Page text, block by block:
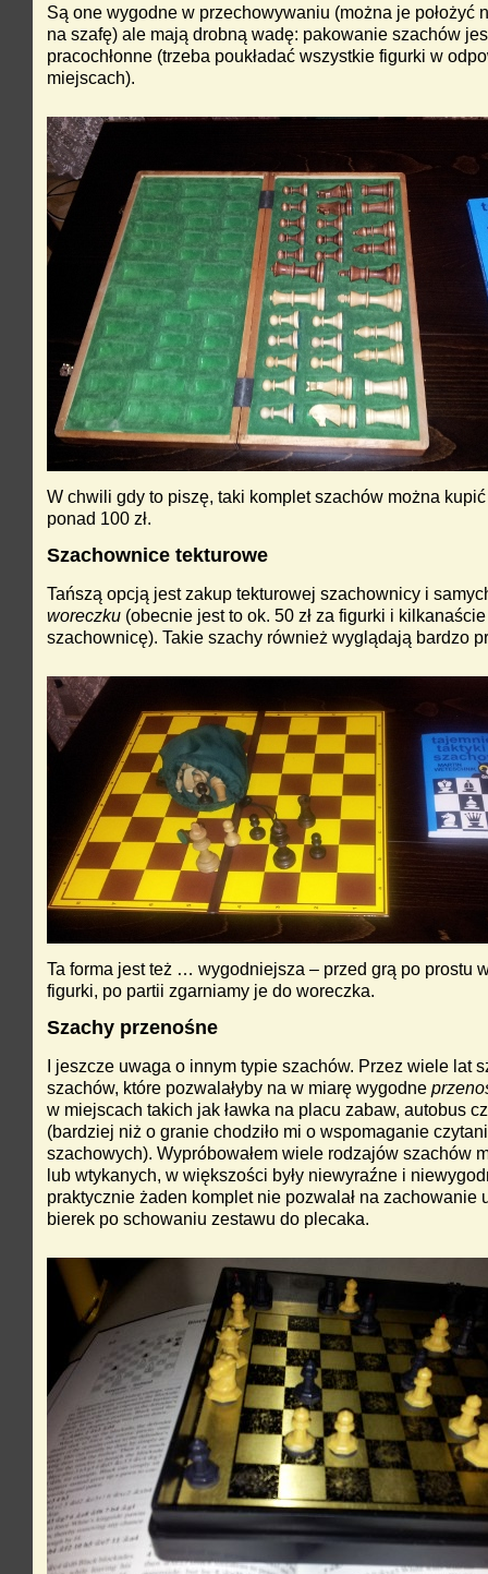
Są one wygodne w przechowywaniu (można je położyć
na szafę) ale mają drobną wadę: pakowanie szachów
pracochłonne (trzeba poukładać wszystkie figurki w
miejscach).
W chwili gdy to piszę, taki komplet szachów można
ponad 100 zł.
Szachownice tekturowe
Tańszą opcją jest zakup tekturowej szachownicy i
woreczku (obecnie jest to ok. 50 zł za figurki i kilkanaście
szachownicę). Takie szachy również wyglądają bardzo
Ta forma jest też … wygodniejsza – przed grą po prostu
figurki, po partii zgarniamy je do woreczka.
Szachy przenośne
I jeszcze uwaga o innym typie szachów. Przez wiele lat
szachów, które pozwalałyby na w miarę wygodne
w miejscach takich jak ławka na placu zabaw, autobus
(bardziej niż o granie chodziło mi o wspomaganie
szachowych). Wypróbowałem wiele rodzajów szachów
lub wtykanych, w większości były niewyraźne i
praktycznie żaden komplet nie pozwalał na zachowanie
bierek po schowaniu zestawu do plecaka.